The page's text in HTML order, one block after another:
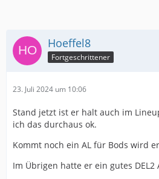
Hoeffel8
Fortgeschrittener
23. Juli 2024 um 10:06
Stand jetzt ist er halt auch im
ich das durchaus ok.
Kommt noch ein AL für Bods wird
Im Übrigen hatte er ein gutes DEL2